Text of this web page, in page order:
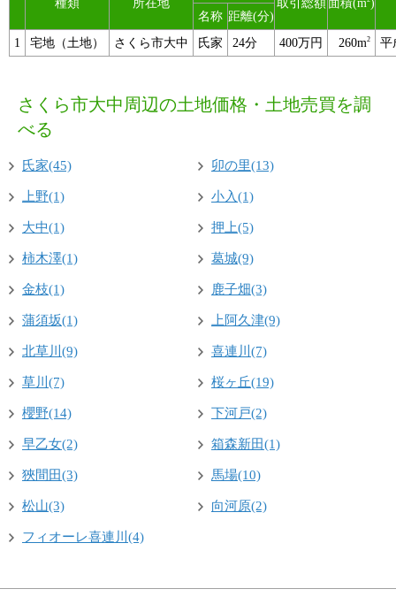
種類 所在地
取引総額 面積(m )
名称 距離(分)
1
宅地（土地） さくら市大中 氏家 24分 400万円 260m2 平
さくら市大中周辺の土地価格・土地売買を調
べる
氏家(45) 卯の里(13)
上野(1) 小入(1)
大中(1) 押上(5)
柿木澤(1) 葛城(9)
金枝(1) 鹿子畑(3)
蒲須坂(1) 上阿久津(9)
北草川(9) 喜連川(7)
草川(7) 桜ヶ丘(19)
櫻野(14) 下河戸(2)
早乙女(2) 箱森新田(1)
狹間田(3) 馬場(10)
松山(3) 向河原(2)
フィオーレ喜連川(4)